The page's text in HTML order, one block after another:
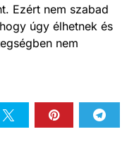
Ezért nem szabad
úgy élhetnek és
nem